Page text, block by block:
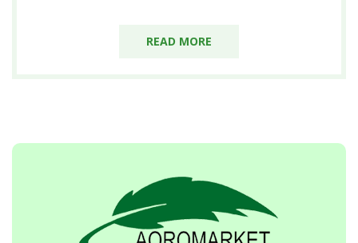
READ MORE